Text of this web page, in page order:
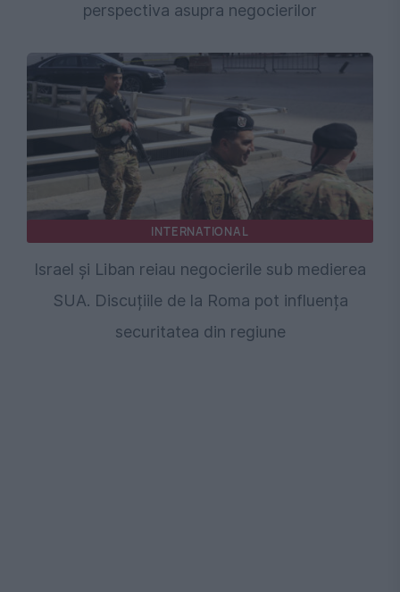
perspectiva asupra negocierilor
INTERNATIONAL
Israel și Liban reiau negocierile sub medierea
SUA. Discuțiile de la Roma pot influența
securitatea din regiune